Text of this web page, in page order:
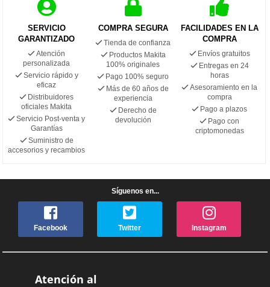
SERVICIO
GARANTIZADO
Atención
personalizada
Servicio rápido y
eficaz
Distribuidores
oficiales Makita
Servicio Post-venta y
Garantías
Suministro de
accesorios y recambios
COMPRA SEGURA
Tienda de confianza
Productos Makita
100% originales
Pago 100% seguro
Más de 60 años de
experiencia
Derecho de
devolución
FACILIDADES EN LA
COMPRA
Envíos gratuitos
Entregas en 24
horas
Asesoramiento en la
compra
Pago a plazos
Pago con
criptomonedas
Síguenos en...
Facebook Twitter Instagram
Atención al